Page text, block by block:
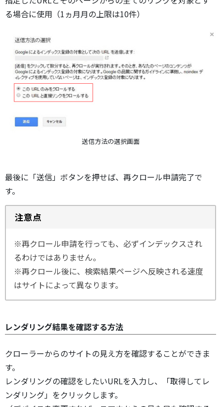
る場合に使用（1ヵ月月の上限は10件）
送信方法の選択画面
最後に「送信」ボタンを押せば、再クロール申請完了で
す。
注意点
※再クロール申請を行っても、必ずインデックスされ
るわけではありません。
※再クロール後に、検索結果ページへ反映される速度
はサイトによって異なります。
レンダリング結果を確認する方法
クローラーからのサイトの見え方を確認することができま
す。
レンダリングの確認をしたいURLを入力し、「取得してレ
ンダリング」をクリックします。